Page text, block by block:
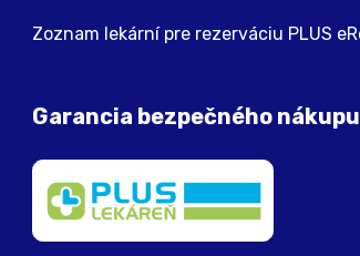
Zoznam lekární pre rezerváciu PLUS
Garancia bezpečného nákupu